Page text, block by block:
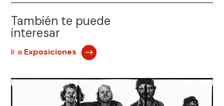
También te puede
interesar
Ir a Exposiciones